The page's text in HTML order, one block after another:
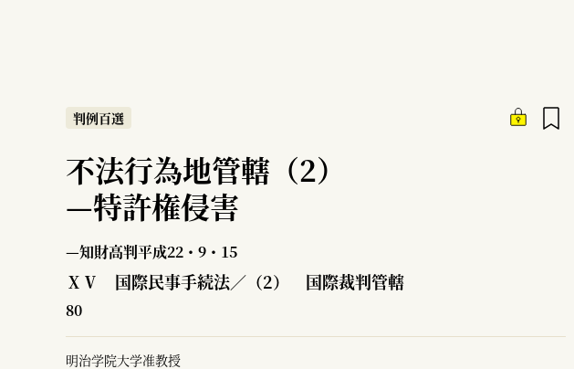
判例百選
不法行為地管轄（2）
—特許権侵害
—知財高判平成22・9・15
ⅩⅤ 国際民事手続法／（2） 国際裁判管轄
80
明治学院大学准教授